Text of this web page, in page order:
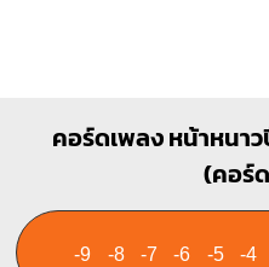
คอร์ดเพลง หน้าหน
(คอร์
-9 -8 -7 -6 -5 -4